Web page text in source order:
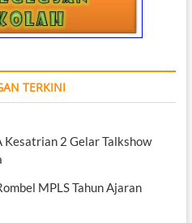
TERKINI
Kesatrian 2 Gelar Talkshow
MPLS Tahun Ajaran